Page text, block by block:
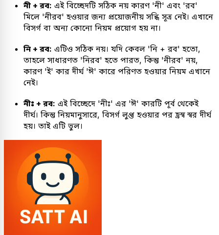
নী + রব: এই বিচ্ছেদটি সঠিক নয় কারণ 'নী' এবং 'রব'
মিলে 'নীরব' হওয়ার জন্য প্রয়োজনীয় সন্ধি সূত্র নেই। এখানে
বিসর্গ বা অন্য কোনো নিয়ম প্রয়োগ হয় না।
নি + রব: এটিও সঠিক নয়। যদি কেবল 'নি + রব' হতো,
তাহলে সাধারণত 'নিরব' হতে পারত, কিন্তু 'নীরব' নয়,
কারণ 'ই' কার দীর্ঘ 'ঈ' কারে পরিণত হওয়ার নিয়ম এখানে
নেই।
নীঃ + রব: এই বিচ্ছেদে 'নীঃ' এর 'ঈ' কারটি পূর্ব থেকেই
দীর্ঘ। কিন্তু নিয়মানুসারে, বিসর্গ লুপ্ত হওয়ার পর হ্রস্ব স্বর দীর্ঘ
হয়। তাই এটি ভুল।